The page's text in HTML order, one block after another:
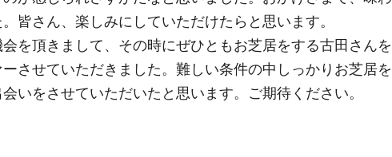
皆さん、楽しみにしていただけたらと思います。
を頂きまして、その時にぜひともお芝居をする古田さんを
させていただきました。難しい条件の中しっかりお芝居を
いをさせていただいたと思います。ご期待ください。